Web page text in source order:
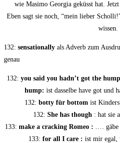
wie Masi­mo Geor­gia geküsst hat.
Eben sagt sie noch, “mein lie­ber
wissen.
132: sen­sa­tio­nal­ly als Adverb zum
genau
132: you said you hadn’t got the
hump: ist das­sel­be have got und
132: bot­ty für bot­tom ist
132: She has though: hat sie
133: make a crack­ing Romeo : .… gäbe
133: for all I care : ist mir egal,